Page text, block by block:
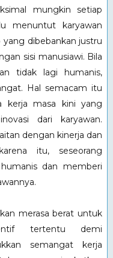
mungkin setiap
menuntut karyawan
dibebankan justru
sisi manusiawi. Bila
tidak lagi humanis,
Hal semacam itu
kerja masa kini yang
dari karyawan.
dengan kinerja dan
itu, seseorang
dan memberi
merasa berat untuk
tertentu demi
semangat kerja